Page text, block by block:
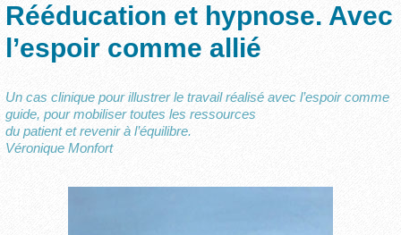
Rééducation et hypnose. Avec
l’espoir comme allié
Un cas clinique pour illustrer le travail réalisé avec l’espoir comme
guide, pour mobiliser toutes les ressources
du patient et revenir à l’équilibre.
Véronique Monfort